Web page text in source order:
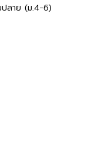
ลาย (ม.4-6)